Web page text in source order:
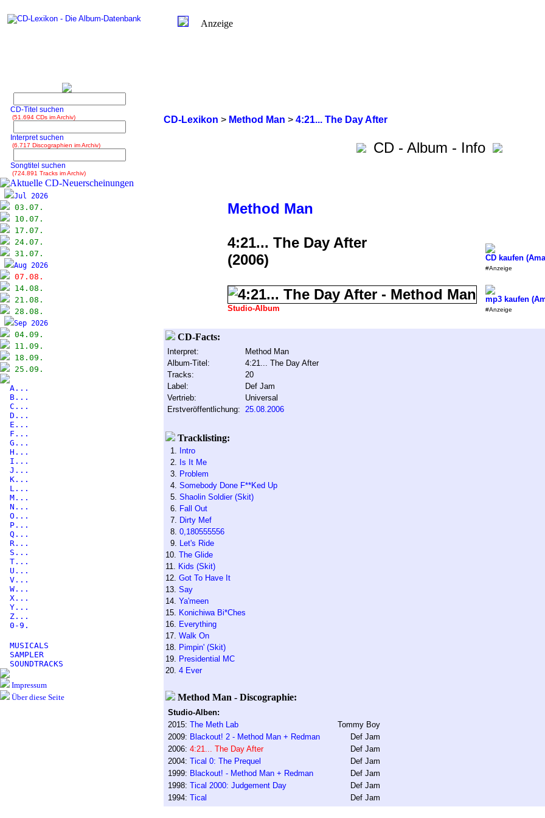
CD-Lexikon > Method Man > 4:21... The Day After
CD - Album - Info
Method Man
4:21... The Day After
(2006)
Studio-Album
CD kaufen
#Anzeige
mp3 kaufen
#Anzeige
CD-Facts:
Interpret:
Method Man
Album-Titel:
4:21... The Day After
Tracks:
20
Label:
Def Jam
Vertrieb:
Universal
Erstveröffentlichung: 25.08.2006
Tracklisting:
1. Intro
2. Is It Me
3. Problem
4. Somebody Done F**Ked Up
5. Shaolin Soldier (Skit)
6. Fall Out
7. Dirty Mef
8. 0,180555556
9. Let's Ride
10. The Glide
11. Kids (Skit)
12. Got To Have It
13. Say
14. Ya'meen
15. Konichiwa Bi*Ches
16. Everything
17. Walk On
18. Pimpin' (Skit)
19. Presidential MC
20. 4 Ever
Method Man - Discographie:
Studio-Alben:
2015: The Meth Lab
Tommy Boy
2009: Blackout! 2 - Method Man + Redman
Def Jam
2006: 4:21... The Day After
Def Jam
2004: Tical 0: The Prequel
Def Jam
1999: Blackout! - Method Man + Redman
Def Jam
1998: Tical 2000: Judgement Day
Def Jam
1994: Tical Def Jam
Anzeige
CD-Titel suchen
(51.694 CDs im Archiv)
Interpret suchen
(6.717 Discographien im Archiv)
Songtitel suchen
(724.891 Tracks im Archiv)
Jul 2026
03.07.
10.07.
17.07.
24.07.
31.07.
Aug 2026
07.08.
14.08.
21.08.
28.08.
Sep 2026
04.09.
11.09.
18.09.
25.09.
A...
B...
C...
D...
E...
F...
G...
H...
I...
J...
K...
L...
M...
N...
O...
P...
Q...
R...
S...
T...
U...
V...
W...
X...
Y...
Z...
0-9.
MUSICALS
SAMPLER
SOUNDTRACKS
Impressum
Über diese Seite